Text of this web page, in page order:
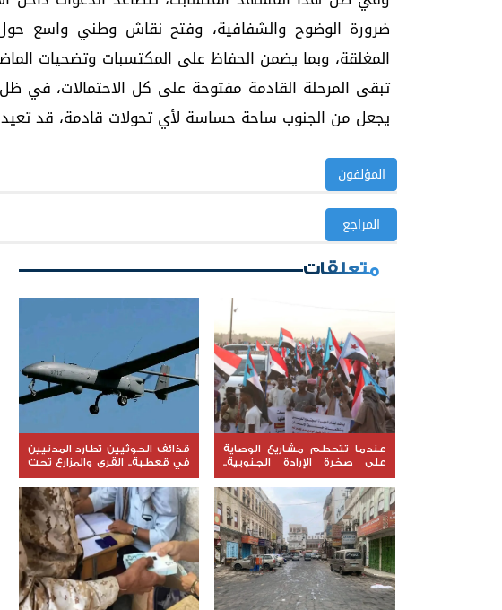
ضرورة الوضوح والشفافية، وفتح نقاش وطني واسع
المغلقة، وبما يضمن الحفاظ على المكتسبات وتضحيات
تبقى المرحلة القادمة مفتوحة على كل الاحتمالات، في ظل
يجعل من الجنوب ساحة حساسة لأي تحولات قادمة، قد
المؤلفون
المراجع
متعلقات
عندما تتحطم مشاريع الوصاية
على صخرة الإرادة الجنوبية..
كيف أصبح التمسك بالثوابت
الوطنية خط الدفاع الأول؟
قذائف الحوثيين تطارد المدنيين
في قعطبة.. القرى والمزارع تحت
نيران القصف العشوائي